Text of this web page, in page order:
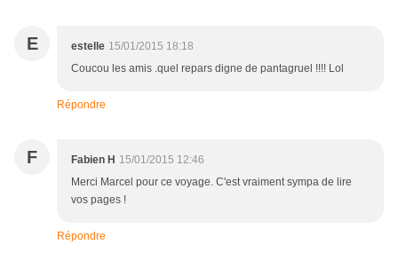
E estelle 15/01/2015 18:18
Coucou les amis .quel repars digne de pantagruel !!!! Lol
Répondre
F Fabien H 15/01/2015 12:46
Merci Marcel pour ce voyage. C'est vraiment sympa de lire
vos pages !
Répondre